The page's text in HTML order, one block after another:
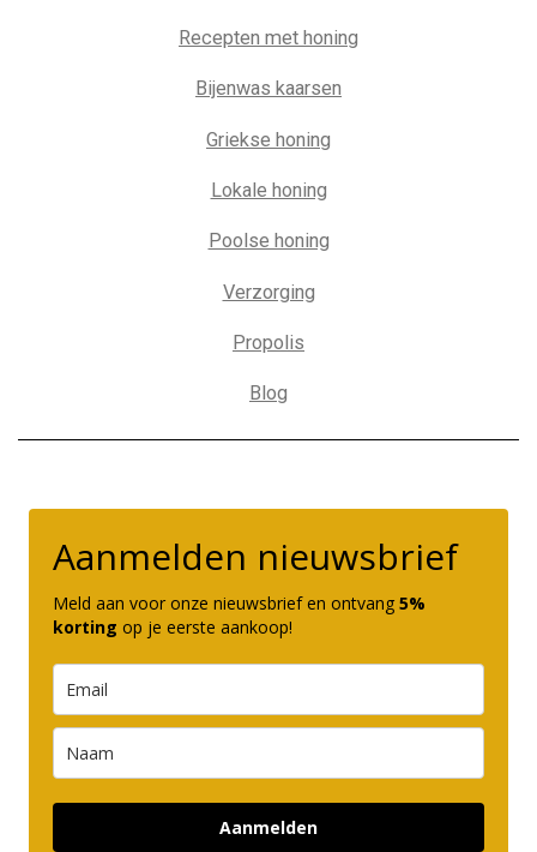
Recepten met honing
Bijenwas kaarsen
Griekse honing
Lokale honing
Poolse honing
Verzorging
Propolis
Blog
Aanmelden nieuwsbrief
Meld aan voor onze nieuwsbrief en ontvang 5%
korting op je eerste aankoop!
Aanmelden